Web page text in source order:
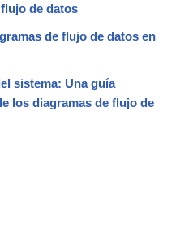
de datos
de flujo de datos en
sistema: Una guía
los diagramas de flujo de